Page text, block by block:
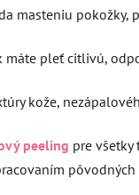
masteniu
máte pleť citlivú,
kože,
peeling pre